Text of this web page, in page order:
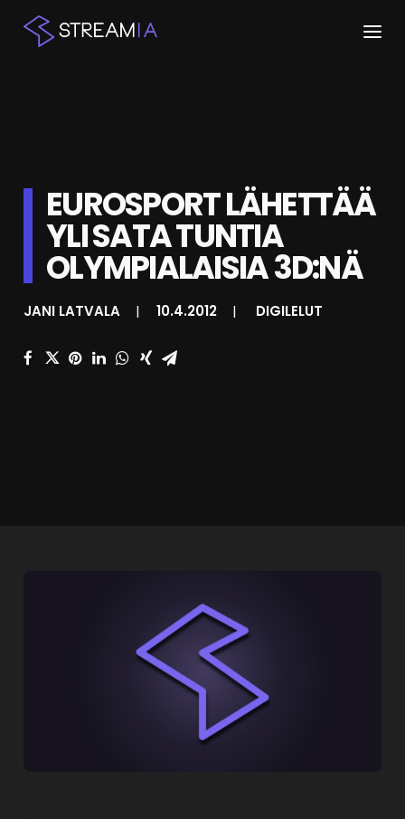
KESKUSTELU
SHOP
EUROSPORT LÄHETTÄÄ
YLI SATA TUNTIA
OLYMPIALAISIA 3D:NÄ
JANI LATVALA | 10.4.2012 | DIGILELUT